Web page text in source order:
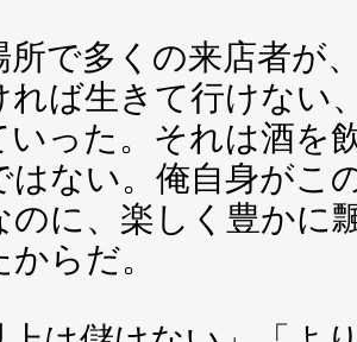
で多くの来店者が
れば生きて行けない
いった。それは酒を
はない。俺自身がこ
のに、楽しく豊かに
らだ。